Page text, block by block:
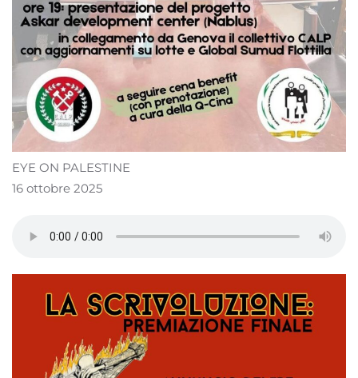
EYE ON PALESTINE
16 ottobre 2025